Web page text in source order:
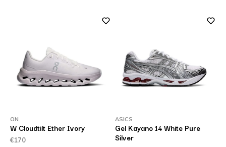
ON
W Cloudtilt Ether Ivory
€170
ASICS
Gel Kayano 14 White Pure
Silver